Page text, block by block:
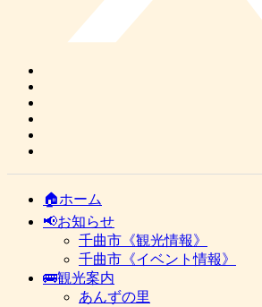
🏠ホーム
📢お知らせ
千曲市《観光情報》
千曲市《イベント情報》
🚌観光案内
あんずの里